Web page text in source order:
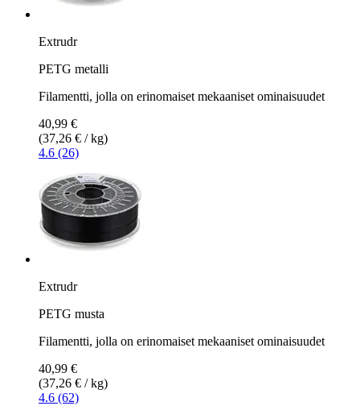
Extrudr
PETG metalli
Filamentti, jolla on erinomaiset mekaaniset ominaisuudet
40,99 €
(37,26 € / kg)
4.6 (26)
Extrudr
PETG musta
Filamentti, jolla on erinomaiset mekaaniset ominaisuudet
40,99 €
(37,26 € / kg)
4.6 (62)